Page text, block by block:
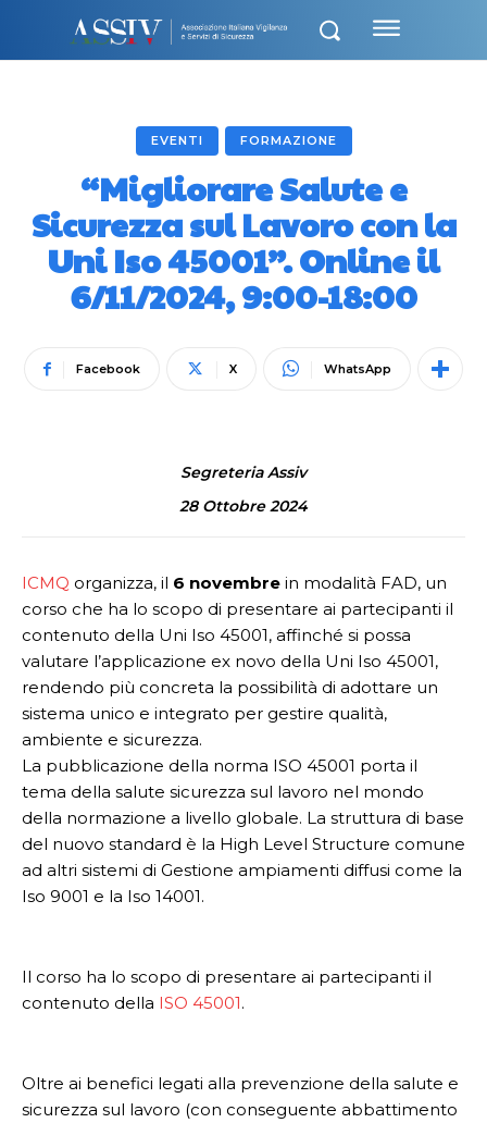
EVENTI FORMAZIONE
“Migliorare Salute e
Sicurezza sul Lavoro con la
Uni Iso 45001”. Online il
6/11/2024, 9:00-18:00
Facebook X WhatsApp
Segreteria Assiv
28 Ottobre 2024
ICMQ organizza, il 6 novembre in modalità FAD, un
corso che ha lo scopo di presentare ai partecipanti il
contenuto della Uni Iso 45001, affinché si possa
valutare l’applicazione ex novo della Uni Iso 45001,
rendendo più concreta la possibilità di adottare un
sistema unico e integrato per gestire qualità,
ambiente e sicurezza.
La pubblicazione della norma ISO 45001 porta il
tema della salute sicurezza sul lavoro nel mondo
della normazione a livello globale. La struttura di base
del nuovo standard è la High Level Structure comune
ad altri sistemi di Gestione ampiamenti diffusi come la
Iso 9001 e la Iso 14001.
Il corso ha lo scopo di presentare ai partecipanti il
contenuto della ISO 45001.
Oltre ai benefici legati alla prevenzione della salute e
sicurezza sul lavoro (con conseguente abbattimento